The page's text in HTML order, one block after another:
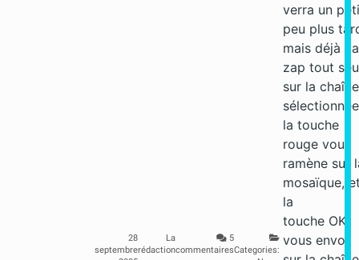
28
septembre
La
rédaction
5
commentairesCategories:
verra un
peu plus
mais déjà ça
zap tout
sur la chaîne
la touche
rouge vous
ramène sur
mosaïque,
la
touche OK
vous envoi